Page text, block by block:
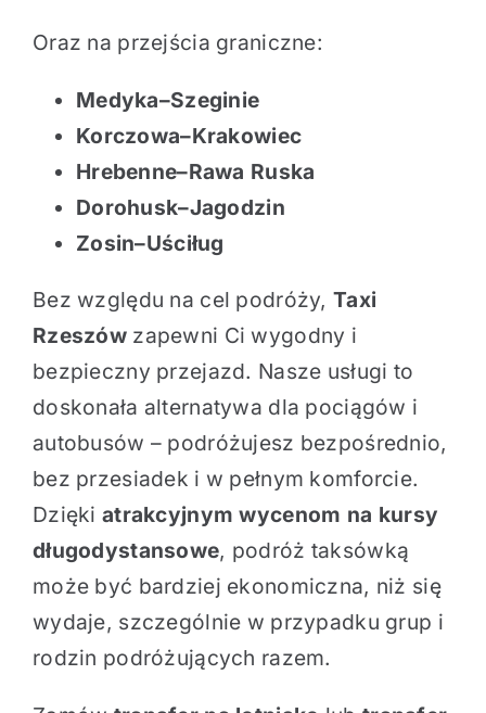
Oraz na przejścia graniczne:
Medyka–Szeginie
Korczowa–Krakowiec
Hrebenne–Rawa Ruska
Dorohusk–Jagodzin
Zosin–Uściług
Bez względu na cel podróży,Taxi
Rzeszów zapewni Ci wygodny i
bezpieczny przejazd. Nasze usługi to
doskonała alternatywa dla pociągów i
autobusów – podróżujesz bezpośrednio,
bez przesiadek i w pełnym komforcie.
Dziękiatrakcyjnym wycenom na kursy
długodystansowe, podróż taksówką
może być bardziej ekonomiczna, niż się
wydaje, szczególnie w przypadku grup i
rodzin podróżujących razem.